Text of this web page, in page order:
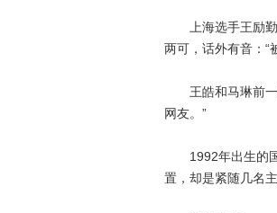
上海选手王励勤
两可，话外有音：“
王皓和马琳前一
网友。”
1992年出生的国
置，却是紧随几名